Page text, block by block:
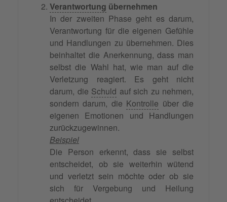
Verantwortung übernehmen
In der zweiten Phase geht es darum,
Verantwortung für die eigenen Gefühle
und Handlungen zu übernehmen. Dies
beinhaltet die Anerkennung, dass man
selbst die Wahl hat, wie man auf die
Verletzung reagiert. Es geht nicht
darum, die Schuld auf sich zu nehmen,
sondern darum, die Kontrolle über die
eigenen Emotionen und Handlungen
zurückzugewinnen.
Beispiel
Die Person erkennt, dass sie selbst
entscheidet, ob sie weiterhin wütend
und verletzt sein möchte oder ob sie
sich für Vergebung und Heilung